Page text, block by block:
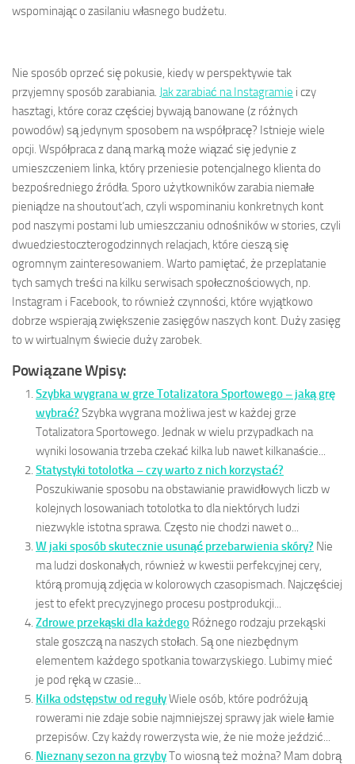
wspominając o zasilaniu własnego budżetu.
Nie sposób oprzeć się pokusie, kiedy w perspektywie tak
przyjemny sposób zarabiania. Jak zarabiać na Instagramie i czy
hasztagi, które coraz częściej bywają banowane (z różnych
powodów) są jedynym sposobem na współpracę? Istnieje wiele
opcji. Współpraca z daną marką może wiązać się jedynie z
umieszczeniem linka, który przeniesie potencjalnego klienta do
bezpośredniego źródła. Sporo użytkowników zarabia niemałe
pieniądze na shoutout’ach, czyli wspominaniu konkretnych kont
pod naszymi postami lub umieszczaniu odnośników w stories, czyli
dwuedziestoczterogodzinnych relacjach, które cieszą się
ogromnym zainteresowaniem. Warto pamiętać, że przeplatanie
tych samych treści na kilku serwisach społecznościowych, np.
Instagram i Facebook, to również czynności, które wyjątkowo
dobrze wspierają zwiększenie zasięgów naszych kont. Duży zasięg
to w wirtualnym świecie duży zarobek.
Powiązane Wpisy:
Szybka wygrana w grze Totalizatora Sportowego – jaką grę
wybrać? Szybka wygrana możliwa jest w każdej grze
Totalizatora Sportowego. Jednak w wielu przypadkach na
wyniki losowania trzeba czekać kilka lub nawet kilkanaście...
Statystyki totolotka – czy warto z nich korzystać?
Poszukiwanie sposobu na obstawianie prawidłowych liczb w
kolejnych losowaniach totolotka to dla niektórych ludzi
niezwykle istotna sprawa. Często nie chodzi nawet o...
W jaki sposób skutecznie usunąć przebarwienia skóry? Nie
ma ludzi doskonałych, również w kwestii perfekcyjnej cery,
którą promują zdjęcia w kolorowych czasopismach. Najczęściej
jest to efekt precyzyjnego procesu postprodukcji...
Zdrowe przekąski dla każdego Różnego rodzaju przekąski
stale goszczą na naszych stołach. Są one niezbędnym
elementem każdego spotkania towarzyskiego. Lubimy mieć
je pod ręką w czasie...
Kilka odstępstw od regułyWiele osób, które podróżują
rowerami nie zdaje sobie najmniejszej sprawy jak wiele łamie
przepisów. Czy każdy rowerzysta wie, że nie może jeździć...
Nieznany sezon na grzybyTo wiosną też można? Mam dobrą